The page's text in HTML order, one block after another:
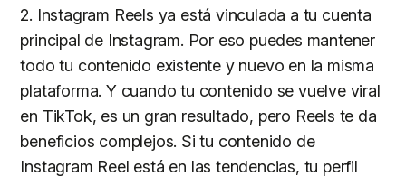
2. Instagram Reels ya está vinculada a tu cuenta
principal de Instagram. Por eso puedes mantener
todo tu contenido existente y nuevo en la misma
plataforma. Y cuando tu contenido se vuelve viral
en TikTok, es un gran resultado, pero Reels te da
beneficios complejos. Si tu contenido de
Instagram Reel está en las tendencias, tu perfil